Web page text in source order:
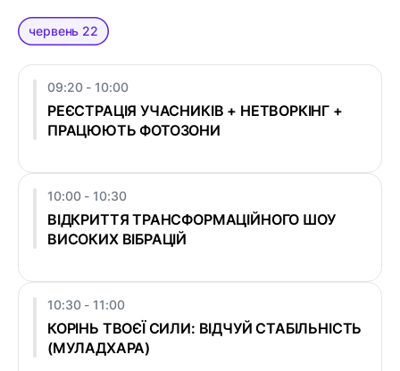
червень 22
09:20 - 10:00
РЕЄСТРАЦІЯ УЧАСНИКІВ + НЕТВОРКІНГ +
ПРАЦЮЮТЬ ФОТОЗОНИ
10:00 - 10:30
ВІДКРИТТЯ ТРАНСФОРМАЦІЙНОГО ШОУ
ВИСОКИХ ВІБРАЦІЙ
10:30 - 11:00
КОРІНЬ ТВОЄЇ СИЛИ: ВІДЧУЙ СТАБІЛЬНІСТЬ
(МУЛАДХАРА)